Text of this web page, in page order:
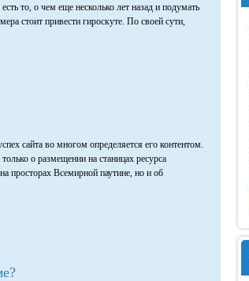
то, о чем еще несколько лет назад и подумать
стоит привести гироскуте. По своей сути,
сайта во многом определяется его контентом.
о размещении на станицах ресурса
просторах Всемирной паутине, но и об